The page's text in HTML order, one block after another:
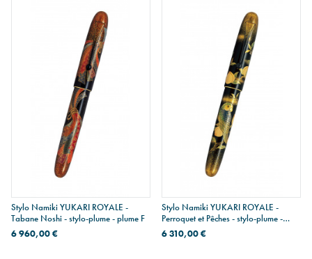
Stylo Namiki YUKARI ROYALE -
Tabane Noshi - stylo-plume - plume F
6 960,00 €
Stylo Namiki YUKARI ROYALE -
Perroquet et Pêches - stylo-plume -
plume F
6 310,00 €